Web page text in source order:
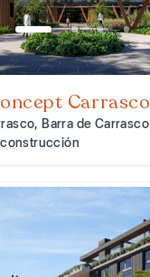
Carrasco
Barra de Carrasco